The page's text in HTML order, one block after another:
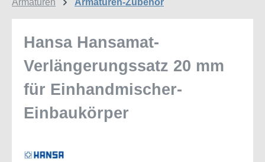
Armaturen Armaturen-Zubehör
Hansa Hansamat-
Verlängerungssatz 20 mm
für Einhandmischer-
Einbaukörper